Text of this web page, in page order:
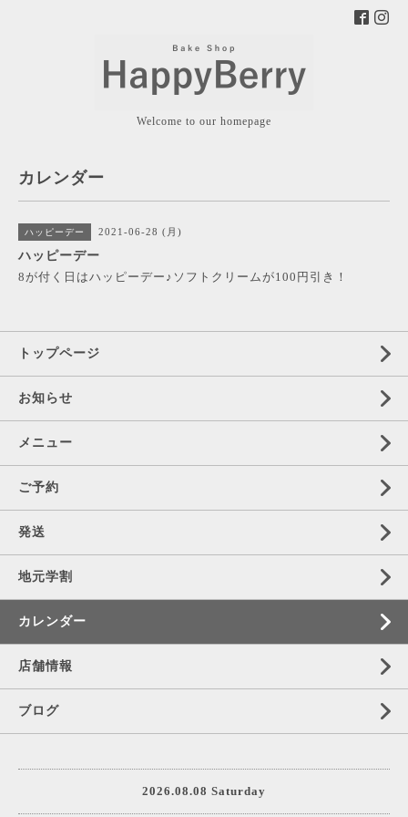
Welcome to our homepage
カレンダー
ハッピーデー 2021-06-28 (月)
ハッピーデー
8が付く日はハッピーデー♪ソフトクリームが100円引き！
トップページ
お知らせ
メニュー
ご予約
発送
地元学割
カレンダー
店舗情報
ブログ
2026.08.08 Saturday